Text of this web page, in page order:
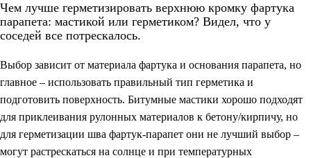
Чем лучше герметизировать верхнюю кромку фартука
парапета: мастикой или герметиком? Видел, что у
соседей все потрескалось.
Выбор зависит от материала фартука и основания парапета, но
главное – использовать правильный тип герметика и
подготовить поверхность. Битумные мастики хорошо подходят
для приклеивания рулонных материалов к бетону/кирпичу, но
для герметизации шва фартук-парапет они не лучший выбор –
могут растрескаться на солнце и при температурных